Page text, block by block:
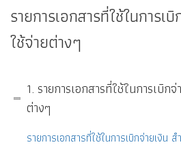
รายการเอกสารที่ใช้ในการเ
ใช้จ่ายต่างๆ
1. รายการเอกสารที่ใช้ในการเบิก
ต่างๆ
รายการเอกสารที่ใช้ในการเบิกจ่ายเงิน